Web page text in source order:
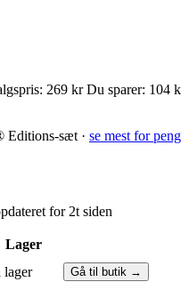
269 kr Du sparer: 104
Editions-sæt · se mest for
for 2t siden
Lager
lager Gå til butik →